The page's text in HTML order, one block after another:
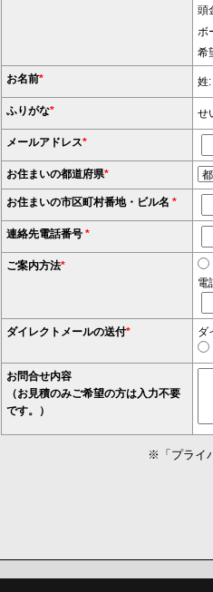
頭
ボ
希
お名前* 姓:
ふりがな* せ
メールアドレス*
お住まいの都道府県*
お住まいの市区町村番地・ビル名 *
連絡先電話番号 *
ご案内方法*
電
ダイレクトメールの送付*
ダ
お問合せ内容
（お見積のみご希望の方は入力不要
です。）
※「プライ